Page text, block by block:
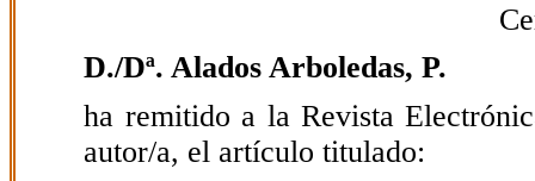
D./Dª. Alados Arboledas, P.
ha remitido a la Revista
autor/a, el artículo titulado: